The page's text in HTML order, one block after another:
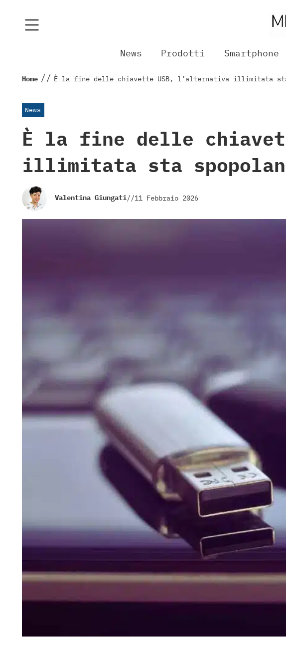
News Prodotti Smartphone
Home // È la fine delle chiavette USB, l’alternativa illimitata sta
News
È la fine delle
illimitata sta
Valentina Giungati//11 Febbraio 2026